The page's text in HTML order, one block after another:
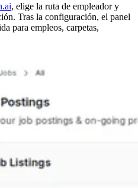
, elige la ruta de empleador y
Tras la configuración, el panel
para empleos, carpetas,